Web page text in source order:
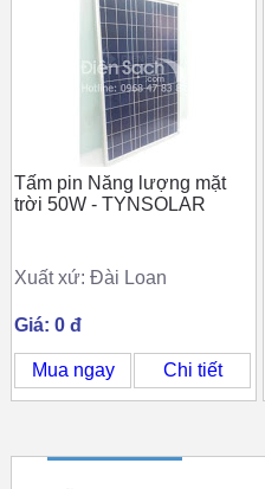
Tấm pin Năng lượng mặt
trời 50W - TYNSOLAR
Xuất xứ: Đài Loan
Giá: 0 đ
Mua ngay Chi tiết